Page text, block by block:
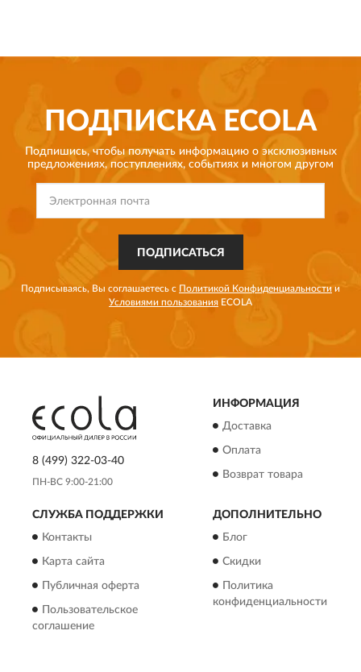
ПОДПИСКА ECOLA
Подпишись, чтобы получать информацию о эксклюзивных
предложениях, поступлениях, событиях и многом другом
ПОДПИСАТЬСЯ
Подписываясь, Вы соглашаетесь с Политикой Конфиденциальности и
Условиями пользования ECOLA
8 (499) 322-03-40
ПН-ВС 9:00-21:00
ИНФОРМАЦИЯ
Доставка
Оплата
Возврат товара
СЛУЖБА ПОДДЕРЖКИ
Контакты
Карта сайта
Публичная оферта
Пользовательское
соглашение
ДОПОЛНИТЕЛЬНО
Блог
Скидки
Политика
конфиденциальности